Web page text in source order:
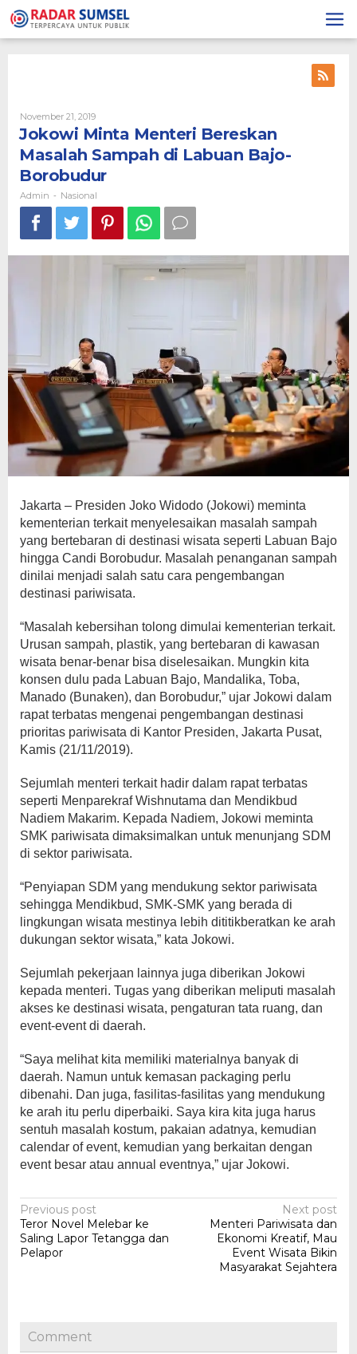
Skip
to
content
November 21, 2019
Admin
Jokowi Minta Menteri Bereskan
Masalah Sampah di Labuan Bajo-
Borobudur
Admin - Nasional
Jakarta – Presiden Joko Widodo (Jokowi) meminta
kementerian terkait menyelesaikan masalah sampah
yang bertebaran di destinasi wisata seperti Labuan Bajo
hingga Candi Borobudur. Masalah penanganan sampah
dinilai menjadi salah satu cara pengembangan
destinasi pariwisata.
“Masalah kebersihan tolong dimulai kementerian terkait.
Urusan sampah, plastik, yang bertebaran di kawasan
wisata benar-benar bisa diselesaikan. Mungkin kita
konsen dulu pada Labuan Bajo, Mandalika, Toba,
Manado (Bunaken), dan Borobudur,” ujar Jokowi dalam
rapat terbatas mengenai pengembangan destinasi
prioritas pariwisata di Kantor Presiden, Jakarta Pusat,
Kamis (21/11/2019).
Sejumlah menteri terkait hadir dalam rapat terbatas
seperti Menparekraf Wishnutama dan Mendikbud
Nadiem Makarim. Kepada Nadiem, Jokowi meminta
SMK pariwisata dimaksimalkan untuk menunjang SDM
di sektor pariwisata.
“Penyiapan SDM yang mendukung sektor pariwisata
sehingga Mendikbud, SMK-SMK yang berada di
lingkungan wisata mestinya lebih dititikberatkan ke arah
dukungan sektor wisata,” kata Jokowi.
Sejumlah pekerjaan lainnya juga diberikan Jokowi
kepada menteri. Tugas yang diberikan meliputi masalah
akses ke destinasi wisata, pengaturan tata ruang, dan
event-event di daerah.
“Saya melihat kita memiliki materialnya banyak di
daerah. Namun untuk kemasan packaging perlu
dibenahi. Dan juga, fasilitas-fasilitas yang mendukung
ke arah itu perlu diperbaiki. Saya kira kita juga harus
sentuh masalah kostum, pakaian adatnya, kemudian
calendar of event, kemudian yang berkaitan dengan
event besar atau annual eventnya,” ujar Jokowi.
Post
navigation
Previous post
Teror Novel Melebar ke
Saling Lapor Tetangga dan
Pelapor
Next post
Menteri Pariwisata dan
Ekonomi Kreatif, Mau
Event Wisata Bikin
Masyarakat Sejahtera
Comment